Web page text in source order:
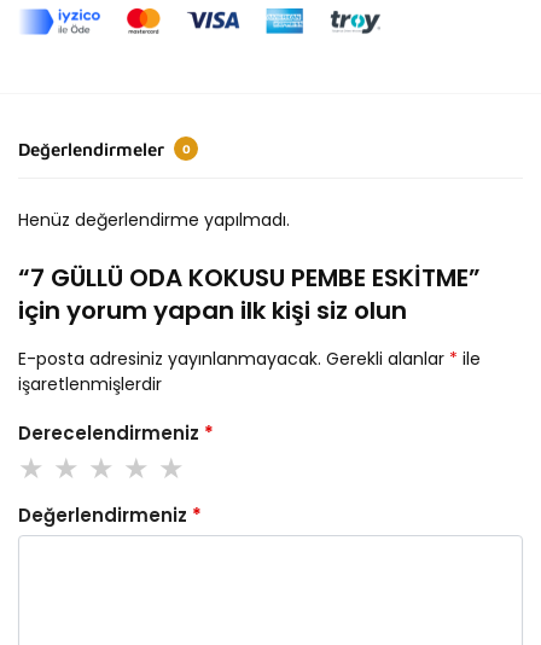
Değerlendirmeler 0
Henüz değerlendirme yapılmadı.
“7 GÜLLÜ ODA KOKUSU PEMBE ESKİTME”
için yorum yapan ilk kişi siz olun
E-posta adresiniz yayınlanmayacak. Gerekli alanlar * ile
işaretlenmişlerdir
Derecelendirmeniz *
Değerlendirmeniz *